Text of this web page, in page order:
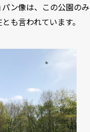
ン像は、この公園のみ
も言われています。